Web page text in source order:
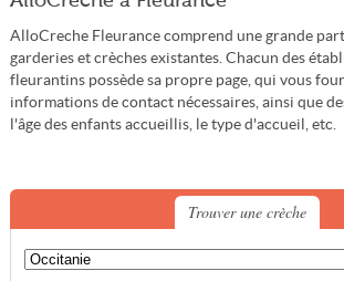
AlloCreche Fleurance comprend une grande
garderies et crèches existantes. Chacun des
fleurantins possède sa propre page, qui vous
informations de contact nécessaires, ainsi que
l'âge des enfants accueillis, le type d'accueil, etc.
Trouver une crèche